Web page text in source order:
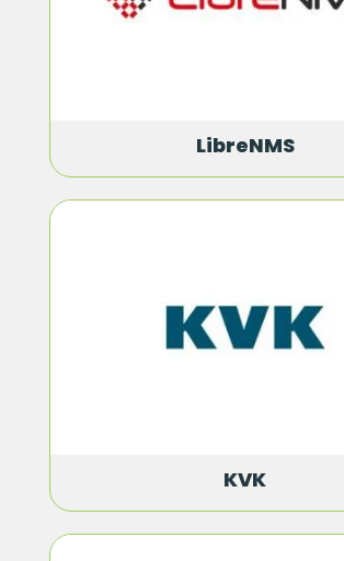
LibreNMS
KVK